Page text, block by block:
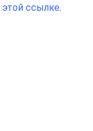
этой ссылке.